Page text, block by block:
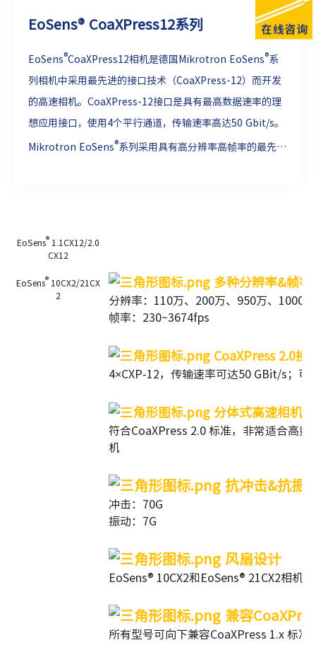
EoSens® CoaXPress12系列
EoSens®CoaXPress12相机是德国Mikrotron EoSens®系
列相机中采用最先进的接口技术（CoaXPress-12）而开发
的高速相机。CoaXPress-12接口是具有最高数据速率的理
想应用接口，使用4个平行通道，传输速率高达50 Gbit/s。
Mikrotron EoSens®系列采用具有高分辨率高帧率的最先进
950万、1000万和2100万像素可选，非常适合高数据速率的
应用。
EoSens® 1.1CX12/2.0
CX12
EoSens® 10CX2/21CX
2
多种分辨率&帧率
分辨率：110万、200万、950万、1000
帧率：230~3674fps
CoaXPress 2.0接
4×CXP-12，传输速率可达50 GBit/s；可
分体式高速相机
符合CoaXPress 2.0 标准，非常适合高
机
抗冲击&抗振
冲击：70G
振动：7G
风扇设计
EoSens® 10CX2和EoSens® 21CX2相机
兼容
所有型号可向下兼容CoaXPress 1.x 标